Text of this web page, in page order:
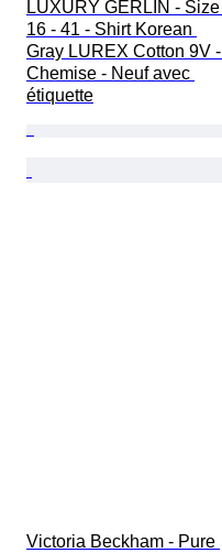
LUXURY GERLIN - Size
16 - 41 - Shirt Korean
Gray LUREX Cotton 9V -
Chemise - Neuf avec
étiquette
Victoria Beckham - Pure